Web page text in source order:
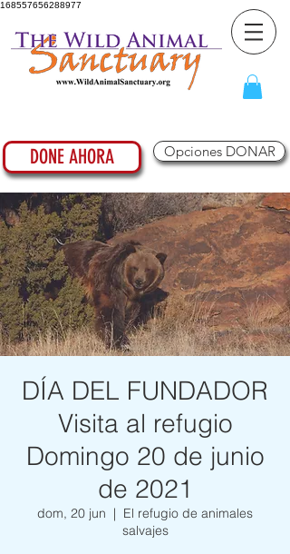
168557656288977
DONE AHORA Opciones DONAR
DÍA DEL FUNDADOR
Visita al refugio
Domingo 20 de junio
de 2021
dom, 20 jun
  |
El refugio de animales
salvajes